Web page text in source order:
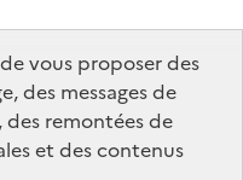
vous proposer des
des messages de
remontées de
et des contenus